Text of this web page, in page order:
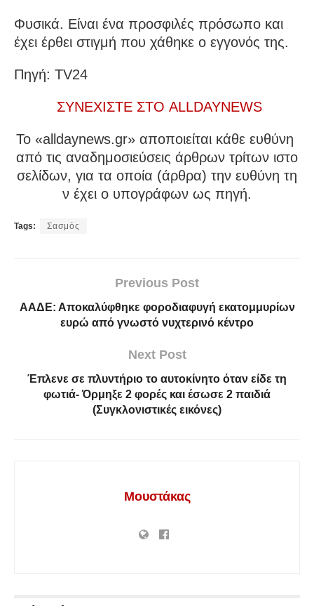
Φυσικά. Είναι ένα προσφιλές πρόσωπο και
έχει έρθει στιγμή που χάθηκε ο εγγονός της.
Πηγή: TV24
ΣΥΝΕΧΙΣΤΕ ΣΤΟ ALLDAYNEWS
To «alldaynews.gr» αποποιείται κάθε ευθύνη
από τις αναδημοσιεύσεις άρθρων τρίτων ιστο
σελίδων, για τα οποία (άρθρα) την ευθύνη τη
ν έχει ο υπογράφων ως πηγή.
Tags: Σασμός
Previous Post
ΑΑΔΕ: Αποκαλύφθηκε φοροδιαφυγή εκατομμυρίων
ευρώ από γνωστό νυχτερινό κέντρο
Next Post
Έπλενε σε πλυντήριο το αυτοκίνητο όταν είδε τη
φωτιά- Όρμηξε 2 φορές και έσωσε 2 παιδιά
(Συγκλονιστικές εικόνες)
Μουστάκας